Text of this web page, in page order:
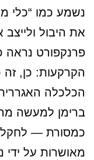
נשמע כמו “כלי
את היבול
פרנקפורט נראה
הקרקעות: כן, זה
הכלכלה
ברימן למעשה
כמסורת —
מאושרות על ידי